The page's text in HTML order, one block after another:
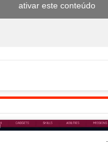
ativar este conteúdo